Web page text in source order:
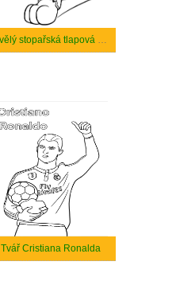
skvělý stopařská tlapová hlídka
Tvář Cristiana Ronalda